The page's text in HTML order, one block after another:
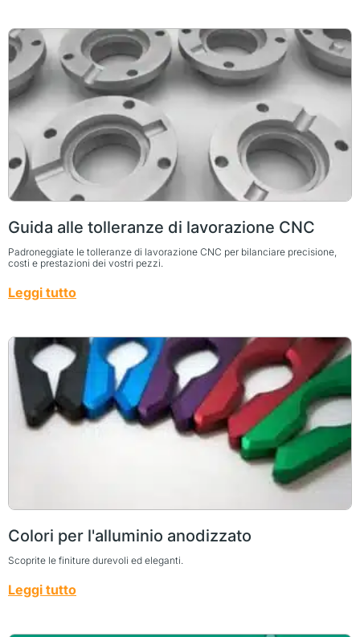
Guida alle tolleranze di lavorazione CNC
Padroneggiate le tolleranze di lavorazione CNC per bilanciare precisione,
costi e prestazioni dei vostri pezzi.
Leggi tutto
Colori per l'alluminio anodizzato
Scoprite le finiture durevoli ed eleganti.
Leggi tutto